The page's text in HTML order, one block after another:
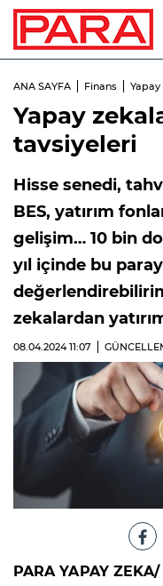
ANA SAYFA Finans
Yapay
tavsiyeleri
Hisse senedi,
BES, yatırım
gelişim… 10 bin
yıl içinde bu
zekalardan
08.04.202411:07
PARA YAPAY